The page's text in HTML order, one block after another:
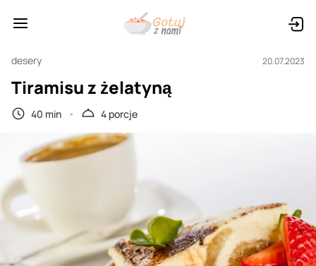
desery 20.07.2023
Tiramisu z żelatyną
40 min 4 porcje